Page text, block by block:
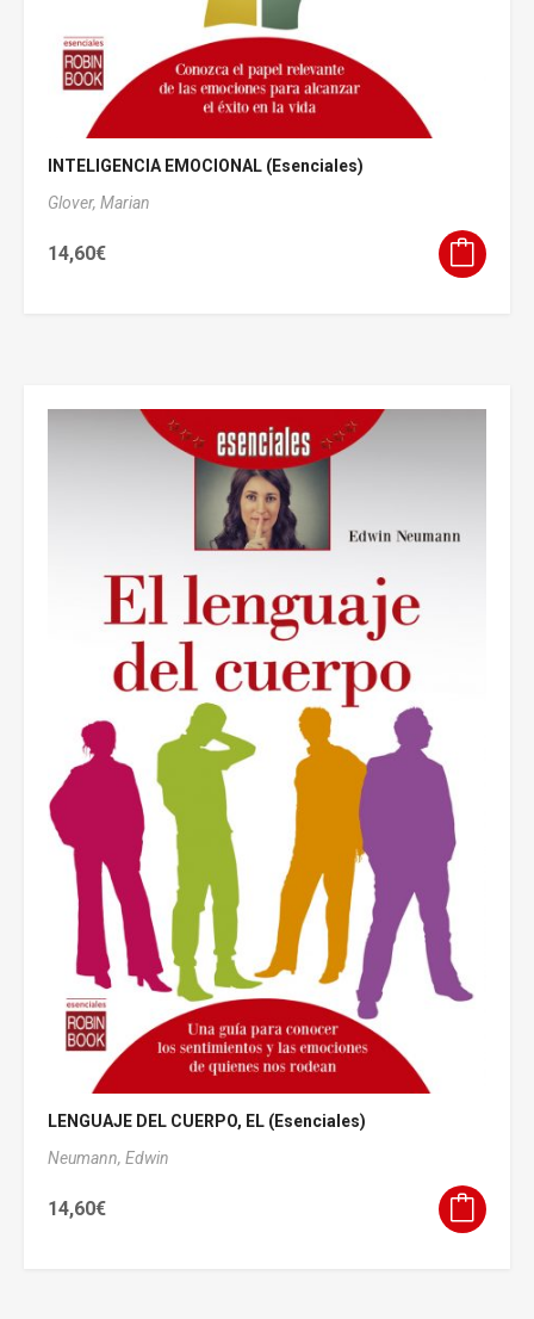
INTELIGENCIA EMOCIONAL (Esenciales)
Glover, Marian
14,60€
LENGUAJE DEL CUERPO, EL (Esenciales)
Neumann, Edwin
14,60€